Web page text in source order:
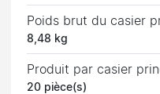
Poids brut du casier
8,48 kg
Produit par casier
20 pièce(s)